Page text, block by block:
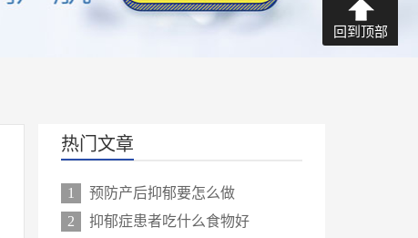
热门文章
1
预防产后抑郁要怎么做
2
抑郁症患者吃什么食物好
回到顶部